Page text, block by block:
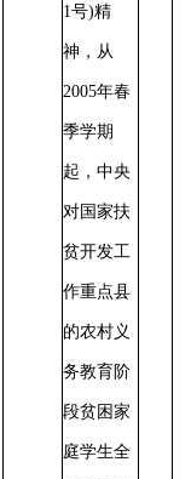
1号)精
神，从
2005年春
季学期
起，中央
对国家扶
贫开发工
作重点县
的农村义
务教育阶
段贫困家
庭学生全